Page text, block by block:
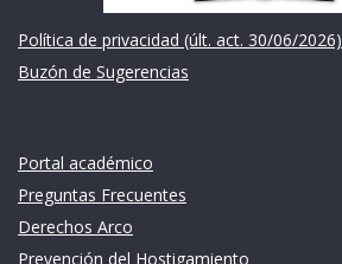
Política de privacidad (últ. act. 30/06/2026)
Buzón de Sugerencias
Portal académico
Preguntas Frecuentes
Derechos Arco
Prevención del Hostigamiento